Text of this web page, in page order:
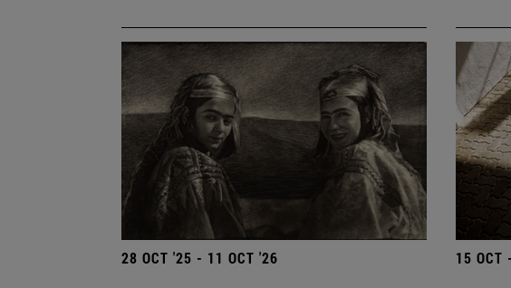
28 OCT '25 - 11 OCT '26 15 OCT